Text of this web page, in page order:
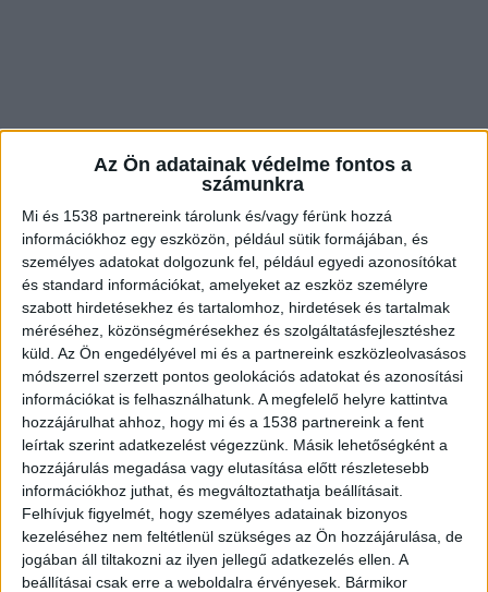
Az Ön adatainak védelme fontos a
számunkra
Mi és 1538 partnereink tárolunk és/vagy férünk hozzá
információkhoz egy eszközön, például sütik formájában, és
személyes adatokat dolgozunk fel, például egyedi azonosítókat
és standard információkat, amelyeket az eszköz személyre
szabott hirdetésekhez és tartalomhoz, hirdetések és tartalmak
méréséhez, közönségmérésekhez és szolgáltatásfejlesztéshez
küld. Az Ön engedélyével mi és a partnereink eszközleolvasásos
módszerrel szerzett pontos geolokációs adatokat és azonosítási
információkat is felhasználhatunk. A megfelelő helyre kattintva
hozzájárulhat ahhoz, hogy mi és a 1538 partnereink a fent
leírtak szerint adatkezelést végezzünk. Másik lehetőségként a
hozzájárulás megadása vagy elutasítása előtt részletesebb
információkhoz juthat, és megváltoztathatja beállításait.
Felhívjuk figyelmét, hogy személyes adatainak bizonyos
kezeléséhez nem feltétlenül szükséges az Ön hozzájárulása, de
jogában áll tiltakozni az ilyen jellegű adatkezelés ellen. A
beállításai csak erre a weboldalra érvényesek. Bármikor
Amikor egy kígyóval találkoztok az
agglomerációban, nem kell megijedni, mert
nagyon kicsi az esély arra, hogy az mérgeskígyó
legyen. Nézzük először a viperákat, melyből
kétféle él Magyarországon. Az egyik keresztes, a
másik a rákosi vipera.